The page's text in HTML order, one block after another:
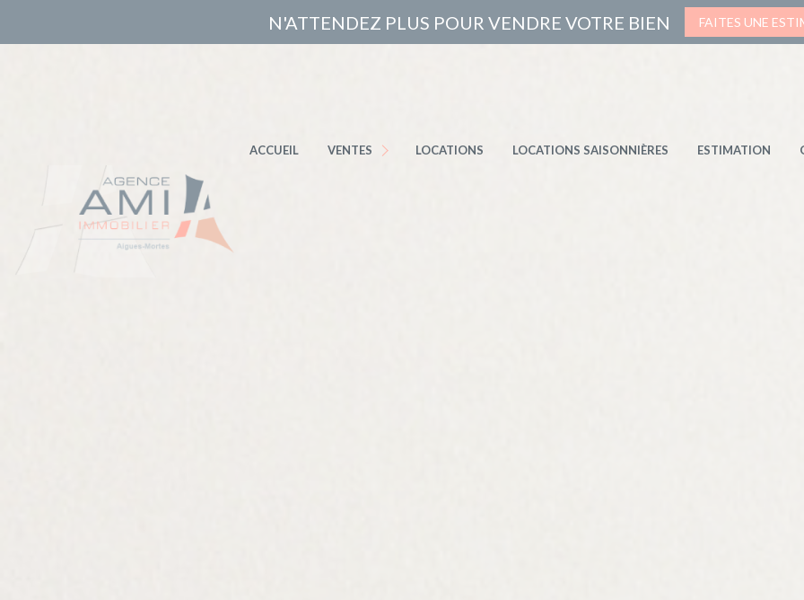
N'ATTENDEZ PLUS POUR VENDRE VOTRE BIEN FAITES UNE
ACCUEIL VENTES LOCATIONS LOCATIONS SAISONNIÈRES ESTIMATION